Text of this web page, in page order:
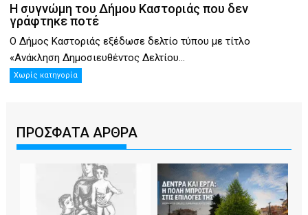
Η συγνώμη του Δήμου Καστοριάς που δεν
γράφτηκε ποτέ
Ο Δήμος Καστοριάς εξέδωσε δελτίο τύπου με τίτλο
«Ανάκληση Δημοσιευθέντος Δελτίου...
Χωρίς κατηγορία
ΠΡΟΣΦΑΤΑ ΑΡΘΡΑ